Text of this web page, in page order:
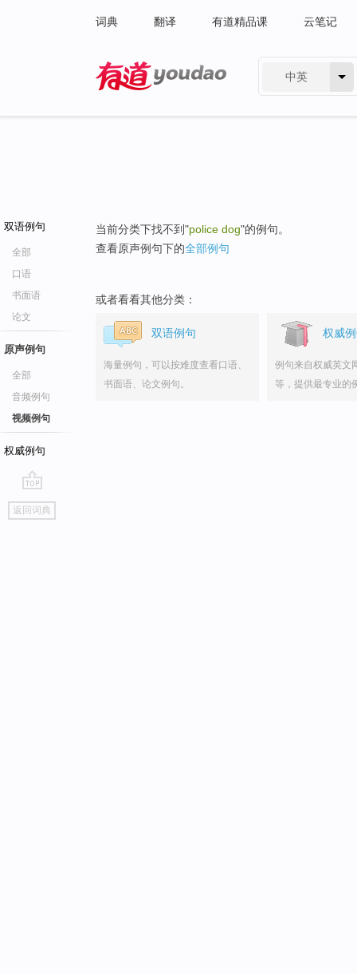
词典 翻译 有道精品课 云笔记
中英
双语例句
全部
口语
书面语
论文
原声例句
全部
音频例句
视频例句
权威例句
go
top
返回词典
当前分类下找不到"police dog"的例句。
查看原声例句下的全部例句
或者看看其他分类：
双语例句
海量例句，可以按难度查看口语、
书面语、论文例句。
权威
例句来自权威英文
等，提供最专业的